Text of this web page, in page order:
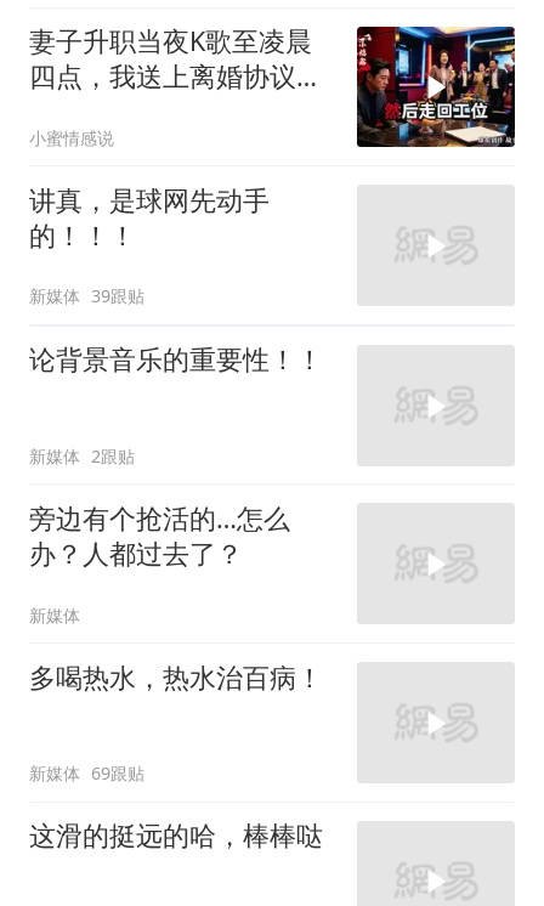
妻子升职当夜K歌至凌晨
四点，我送上离婚协议果
口：我们谈谈
小蜜情感说
讲真，是球网先动手
的！！！
新媒体 39跟贴
论背景音乐的重要性！！
新媒体 2跟贴
旁边有个抢活的…怎么
办？人都过去了？
新媒体
多喝热水，热水治百病！
新媒体 69跟贴
这滑的挺远的哈，棒棒哒